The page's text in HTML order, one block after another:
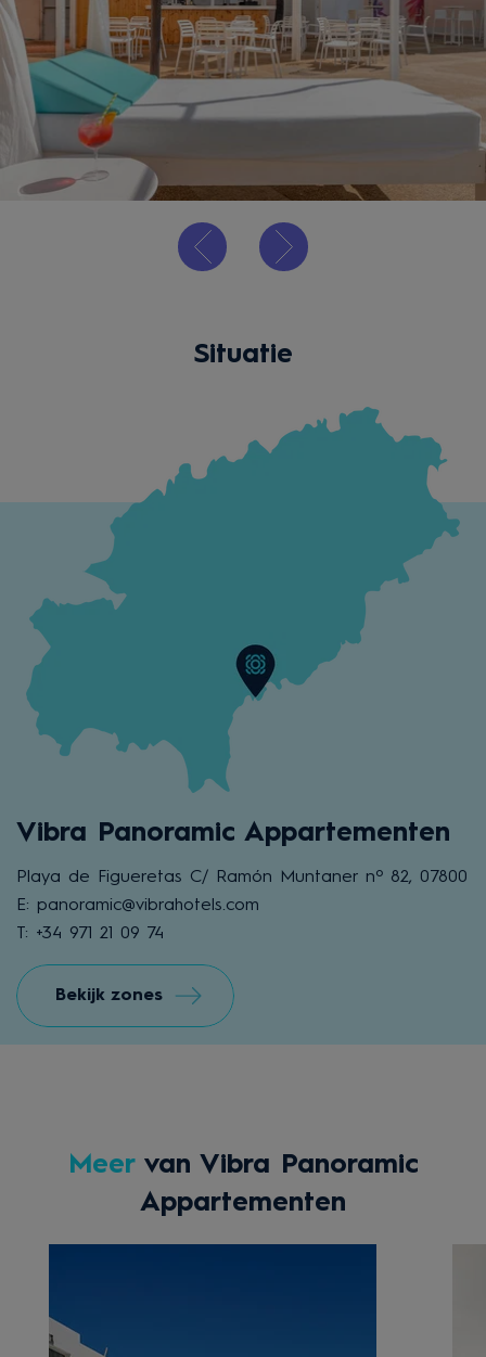
Situatie
Vibra Panoramic Appartementen
Playa de Figueretas C/ Ramón Muntaner nº 82, 07800
E: panoramic@vibrahotels.com
T: +34 971 21 09 74
Bekijk zones
Meervan Vibra Panoramic
Appartementen